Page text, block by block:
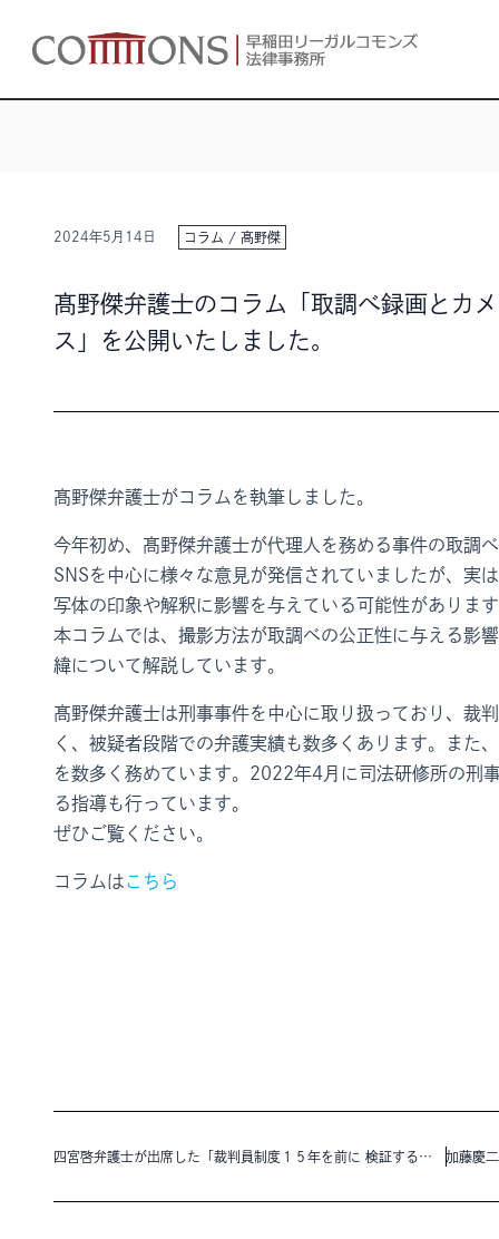
2024年5月14日 コラム / 髙野傑
髙野傑弁護士のコラム「取調べ録画とカ
ス」を公開いたしました。
髙野傑弁護士がコラムを執筆しました。
今年初め、髙野傑弁護士が代理人を務める事件の取調
SNSを中心に様々な意見が発信されていましたが、実
写体の印象や解釈に影響を与えている可能性がありま
本コラムでは、撮影方法が取調べの公正性に与える影
緯について解説しています。
髙野傑弁護士は刑事事件を中心に取り扱っており、裁
く、被疑者段階での弁護実績も数多くあります。また
を数多く務めています。2022年4月に司法研修所の刑
る指導も行っています。
ぜひご覧ください。
コラムはこちら
四宮啓弁護士が出席した「裁判員制度１５年を前に 検証するシンポジウム 栃木 小山」がNHK 首都圏 NEWS WEBで紹介されました。